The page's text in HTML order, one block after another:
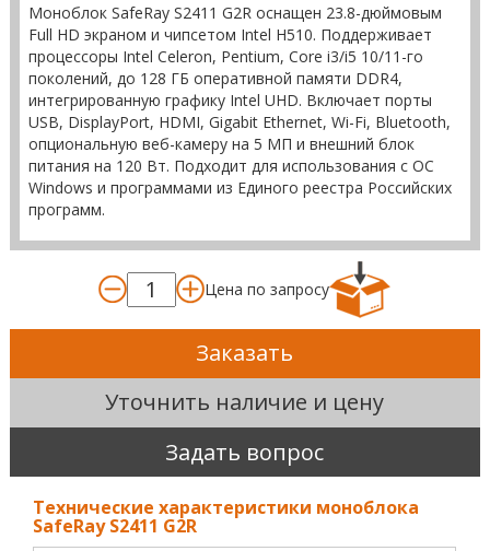
Моноблок SafeRay S2411 G2R оснащен 23.8-дюймовым
Full HD экраном и чипсетом Intel H510. Поддерживает
процессоры Intel Celeron, Pentium, Core i3/i5 10/11-го
поколений, до 128 ГБ оперативной памяти DDR4,
интегрированную графику Intel UHD. Включает порты
USB, DisplayPort, HDMI, Gigabit Ethernet, Wi-Fi, Bluetooth,
опциональную веб-камеру на 5 МП и внешний блок
питания на 120 Вт. Подходит для использования с ОС
Windows и программами из Единого реестра Российских
программ.
Цена по запросу
Заказать
Уточнить наличие и цену
Задать вопрос
Технические характеристики моноблока
SafeRay S2411 G2R